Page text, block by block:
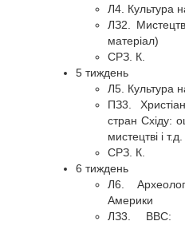
Л4. Культура
ЛЗ2.
матеріал)
СРЗ. К.
5 тиждень
Л5. Культура
ПЗ3.
стран Східу:
мистецтві і т.д.
СРЗ. К.
6 тиждень
Л6.
Америки
ЛЗ3. BBC: